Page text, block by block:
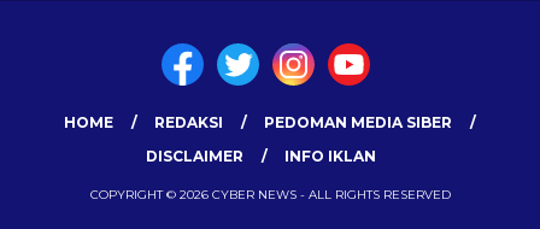
HOME REDAKSI
PEDOMAN MEDIA SIBER
DISCLAIMER
INFO IKLAN
COPYRIGHT © 2026 CYBER NEWS - ALL RIGHTS RESERVED